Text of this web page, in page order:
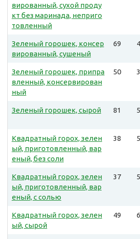
вированный, сухой проду
кт без маринада, неприго
товленный
Зеленый горошек, консер
вированный, сушеный
69
Зеленый горошек, припра
вленный, консервирован
ный
50
Зеленый горошек, сырой 81
Квадратный горох, зелен
ый, приготовленный, вар
еный, без соли
38
Квадратный горох, зелен
ый, приготовленный, вар
еный, с солью
37
Квадратный горох, зелен
ый, сырой
49